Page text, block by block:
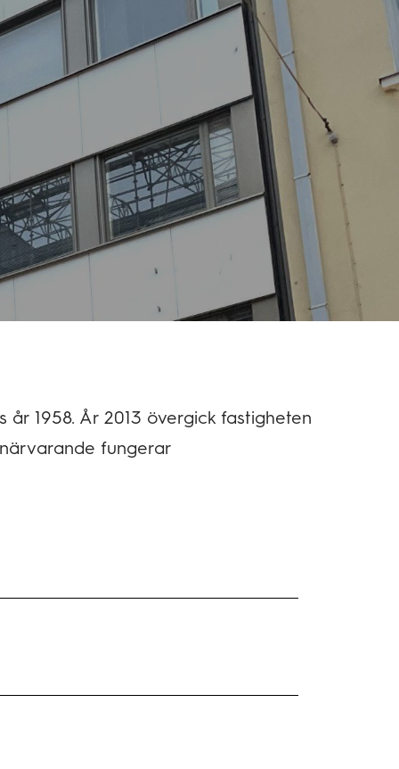
1958. År 2013 övergick fastigheten
fungerar